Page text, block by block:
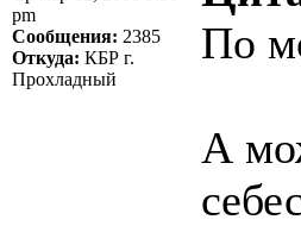
pm
Сообщения: 2385
Откуда: КБР г.
Прохладный
По
А